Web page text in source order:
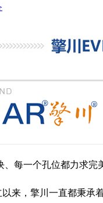
每一个孔位都力求完
以来，擎川一直都秉承